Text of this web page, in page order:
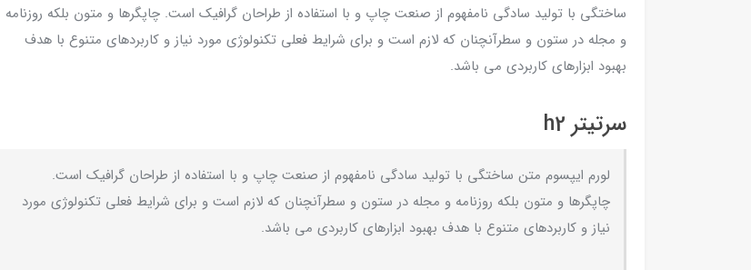
ساختگی با تولید سادگی نامفهوم از صنعت چاپ و با استفاده از طراحان گرافیک است. چاپگرها و متون بلکه روزنامه
و مجله در ستون و سطرآنچنان که لازم است و برای شرایط فعلی تکنولوژی مورد نیاز و کاربردهای متنوع با هدف
بهبود ابزارهای کاربردی می باشد.
سرتیتر h2
لورم ایپسوم متن ساختگی با تولید سادگی نامفهوم از صنعت چاپ و با استفاده از طراحان گرافیک است.
چاپگرها و متون بلکه روزنامه و مجله در ستون و سطرآنچنان که لازم است و برای شرایط فعلی تکنولوژی مورد
نیاز و کاربردهای متنوع با هدف بهبود ابزارهای کاربردی می باشد.